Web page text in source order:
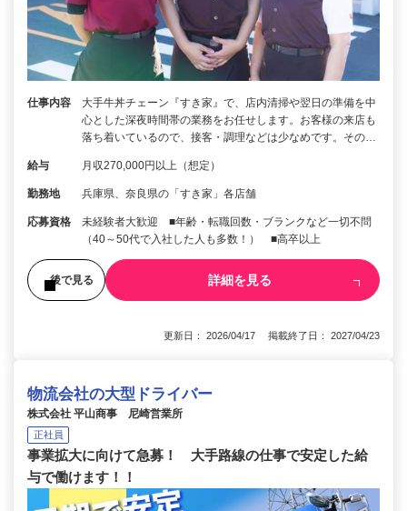
仕事内容
大手牛丼チェーン『すき家』で、店内清掃や翌日の準備を中
心とした深夜時間帯の業務をお任せします。お客様の来店も
落ち着いているので、接客・調理などは少なめです。その…
給与 月収270,000円以上（想定）
勤務地 兵庫県、奈良県の「すき家」各店舗
応募資格
未経験者大歓迎 ■年齢・転職回数・ブランクなど一切不問
（40～50代で入社した人も多数！） ■高卒以上
後で見る 詳細を見る
更新日： 2026/04/17 掲載終了日： 2027/04/23
物流会社の大型ドライバー
株式会社 平山商事 尼崎営業所
正社員
事業拡大に向けて急募！ 大手路線の仕事で安定した給
与で働けます！！